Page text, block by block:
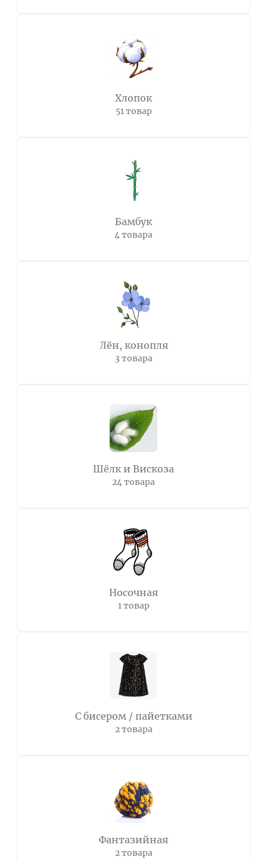
Хлопок
51 товар
Бамбук
4 товара
Лён, конопля
3 товара
Шёлк и Вискоза
24 товара
Носочная
1 товар
С бисером / пайетками
2 товара
Фантазийная
2 товара